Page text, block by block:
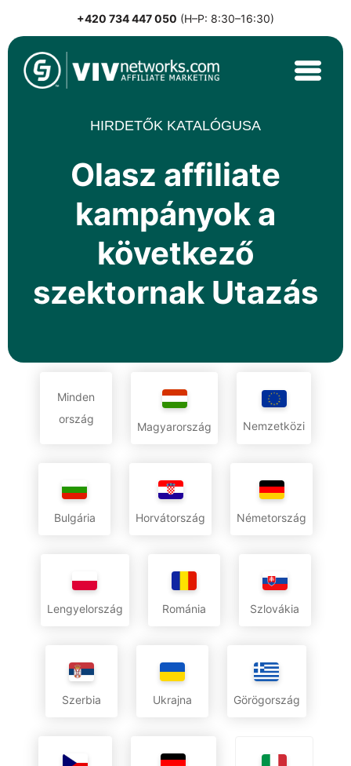
to
content
+420 734 447 050 (H–P: 8:30–16:30)
VIVnetworks.com
Nejvýkonnější affiliate síť v CEE
HIRDETŐK KATALÓGUSA
Olasz affiliate
kampányok a
következő
szektornak Utazás
Minden
ország
Magyarország Nemzetközi
Bulgária Horvátország Németország
Lengyelország Románia Szlovákia
Szerbia Ukrajna Görögország